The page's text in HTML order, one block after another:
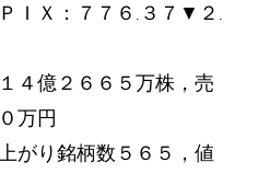
ＩＸ：７７６.３７▼２.
４億２６６５万株，売
万円
がり銘柄数５６５，値